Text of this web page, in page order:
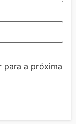
para a próxima